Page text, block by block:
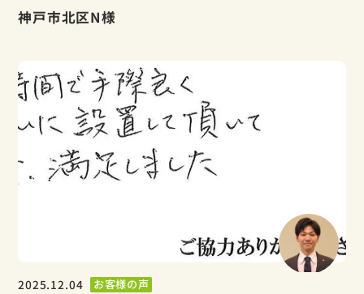
神戸市北区N様
2025.12.04 お客様の声